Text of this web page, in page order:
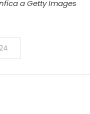
a Getty Images